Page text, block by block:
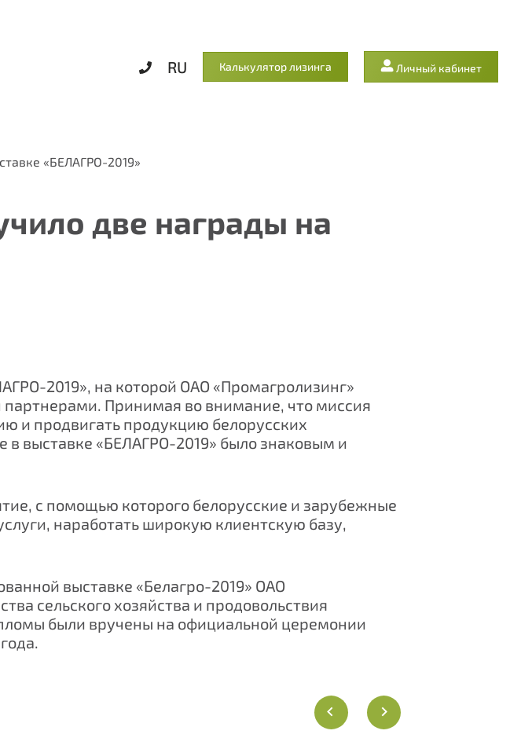
RU Калькулятор лизинга Личный кабинет
«БЕЛАГРО-2019»
две награды на
2019», на которой ОАО «Промагролизинг»
Принимая во внимание, что миссия
и продвигать продукцию белорусских
выставке «БЕЛАГРО-2019» было знаковым и
с помощью которого белорусские и зарубежные
наработать широкую клиентскую базу,
выставке «Белагро-2019» ОАО
сельского хозяйства и продовольствия
были вручены на официальной церемонии